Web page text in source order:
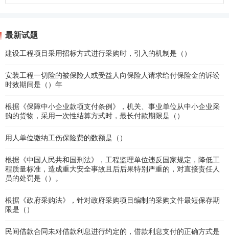
最新试题
建设工程项目采用招标方式进行采购时，引入的机制是（）
安装工程一切险的被保险人或受益人向保险人请求给付保险金的诉讼
时效期间是（）年
根据《保障中小企业款项支付条例》，机关、事业单位从中小企业采
购的货物，采用一次性结算方式时，最长付款期限是（）
用人单位缴纳工伤保险费的数额是（）
根据《中国人民共和国刑法》，工程监理单位违反国家规定，降低工
程质量标准，造成重大安全事故且后后果特别严重的，对直接责任人
员的处罚是（）。
根据《政府采购法》，针对政府采购项目编制的采购文件最短保存期
限是（）
民间借款合同未对借款利息进行约定的，借款利息支付的正确方式是